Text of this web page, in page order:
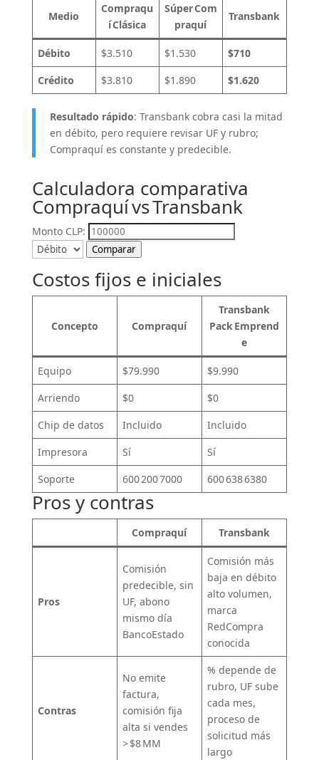
Medio
Compraqu
í Clásica
Súper Com
praquí
Transbank
Débito $3.510 $1.530
$710
Crédito
$3.810 $1.890 $1.620
Resultado rápido: Transbank cobra casi la mitad
en débito, pero requiere revisar UF y rubro;
Compraquí es constante y predecible.
Calculadora comparativa
Compraquí vs Transbank
Monto CLP:
Comparar
Costos fijos e iniciales
Concepto Compraquí
Transbank
Pack Emprend
e
Equipo $79.990
$9.990
Arriendo
$0
$0
Chip de datos
Incluido
Incluido
Impresora
Sí
Sí
Soporte
600 200 7000 600 638 6380
Pros y contras
Compraquí Transbank
Pros
Comisión
predecible, sin
UF, abono
mismo día
BancoEstado
Comisión más
baja en débito
alto volumen,
marca
RedCompra
conocida
Contras
No emite
factura,
comisión fija
alta si vendes
> $8 MM
% depende de
rubro, UF sube
cada mes,
proceso de
solicitud más
largo